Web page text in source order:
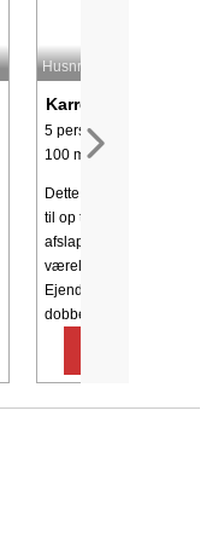
Husnr: 60169
Karrebæksminde
5 personer, 55 m²
100 m til kyst.
Dette charmerende
til op til seks gæster,
afslappende ophold med
værelser og moderne
Ejendommen har et
dobbeltseng, et